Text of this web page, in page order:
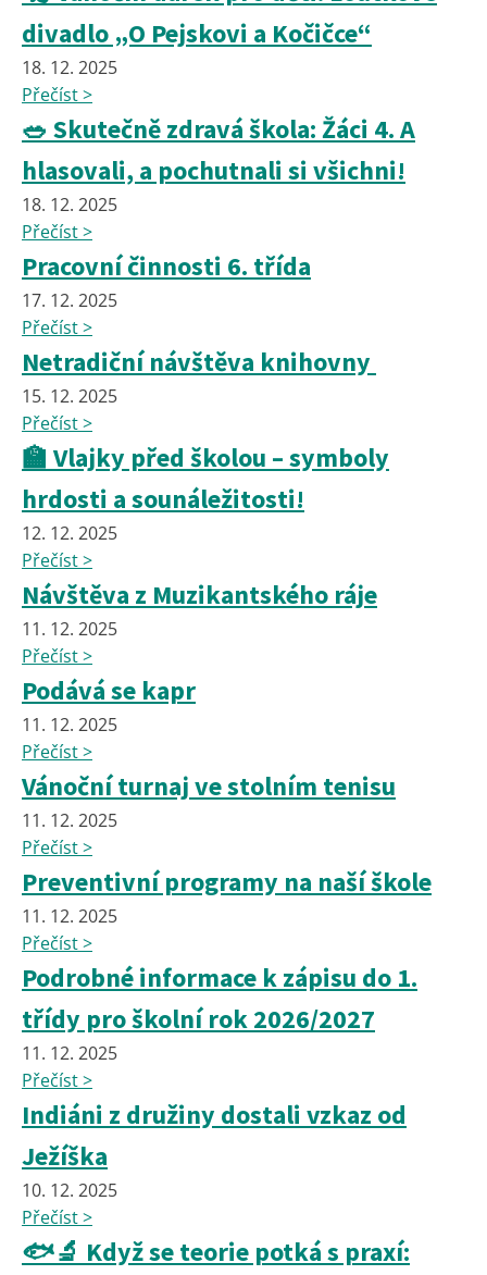
divadlo „O Pejskovi a Kočičce“
18. 12. 2025
Přečíst >
🥗 Skutečně zdravá škola: Žáci 4. A
hlasovali, a pochutnali si všichni!
18. 12. 2025
Přečíst >
Pracovní činnosti 6. třída
17. 12. 2025
Přečíst >
Netradiční návštěva knihovny
15. 12. 2025
Přečíst >
🏫 Vlajky před školou – symboly
hrdosti a sounáležitosti!
12. 12. 2025
Přečíst >
Návštěva z Muzikantského ráje
11. 12. 2025
Přečíst >
Podává se kapr
11. 12. 2025
Přečíst >
Vánoční turnaj ve stolním tenisu
11. 12. 2025
Přečíst >
Preventivní programy na naší škole
11. 12. 2025
Přečíst >
Podrobné informace k zápisu do 1.
třídy pro školní rok 2026/2027
11. 12. 2025
Přečíst >
Indiáni z družiny dostali vzkaz od
Ježíška
10. 12. 2025
Přečíst >
🐟🔬 Když se teorie potká s praxí: